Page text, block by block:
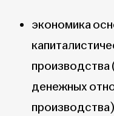
экономика
производства
денежных